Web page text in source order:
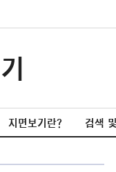
지면보기란? 검색